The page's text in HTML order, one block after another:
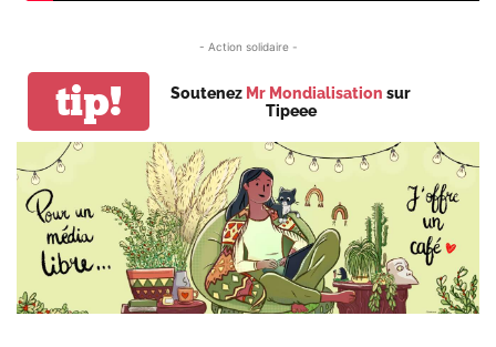
- Action solidaire -
tip! Soutenez Mr Mondialisation sur
Tipeee